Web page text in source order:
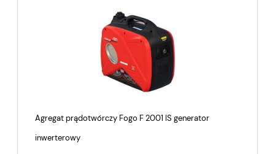
Agregat prądotwórczy Fogo F 2001 IS generator
inwerterowy